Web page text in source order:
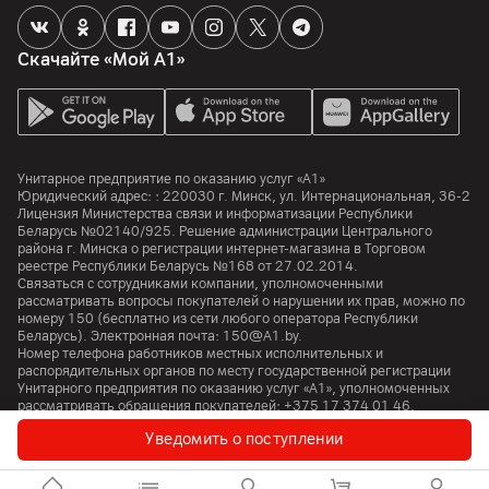
Уведомить о поступлении
DDR4-3200
Особенности
Камера
Разрешение видео
720p
Особенности
Шторка приватности
Интерфейсы и порты
Wi-Fi
6 (2.4 ГГц / 5 ГГц)
Bluetooth
USB 3.2 Gen1 Type-C
Скачайте «Мой А1»
Унитарное предприятие по оказанию услуг «А1»
Юридический адрес: : 220030 г. Минск, ул. Интернациональная, 36-2
Лицензия Министерства связи и информатизации Республики
Беларусь №02140/925. Решение администрации Центрального
района г. Минска о регистрации интернет-магазина в Торговом
реестре Республики Беларусь №168 от 27.02.2014.
Связаться с сотрудниками компании, уполномоченными
рассматривать вопросы покупателей о нарушении их прав, можно по
номеру 150 (бесплатно из сети любого оператора Республики
Беларусь). Электронная почта: 150@A1.by.
Номер телефона работников местных исполнительных и
распорядительных органов по месту государственной регистрации
Унитарного предприятия по оказанию услуг «А1», уполномоченных
рассматривать обращения покупателей: +375 17 374 01 46.
© 2026 Унитарное предприятие «А1». Все права защищены.
A1 Austria
A1 Croatia A1 Bulgaria A1 Macedonia A1 Slovenia